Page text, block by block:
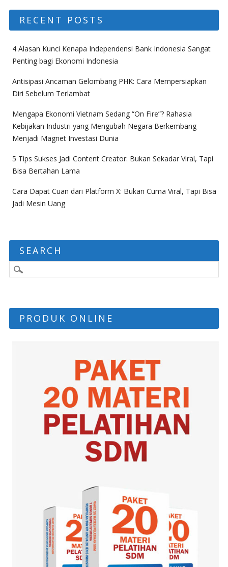
RECENT POSTS
4 Alasan Kunci Kenapa Independensi Bank Indonesia Sangat
Penting bagi Ekonomi Indonesia
Antisipasi Ancaman Gelombang PHK: Cara Mempersiapkan
Diri Sebelum Terlambat
Mengapa Ekonomi Vietnam Sedang “On Fire”? Rahasia
Kebijakan Industri yang Mengubah Negara Berkembang
Menjadi Magnet Investasi Dunia
5 Tips Sukses Jadi Content Creator: Bukan Sekadar Viral, Tapi
Bisa Bertahan Lama
Cara Dapat Cuan dari Platform X: Bukan Cuma Viral, Tapi Bisa
Jadi Mesin Uang
SEARCH
PRODUK ONLINE